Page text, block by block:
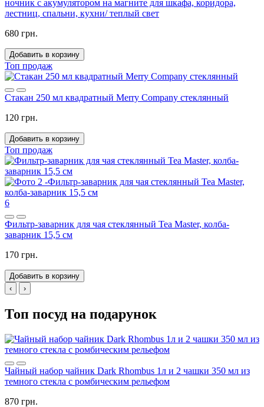
ночник с акумулятором на магните для шкафа, коридора,
лестниц, спальни, кухни/ теплый свет
680 грн.
Добавить в корзину
Топ продаж
Стакан 250 мл квадратный Merry Company стеклянный
120 грн.
Добавить в корзину
Топ продаж
6
Фильтр-заварник для чая стеклянный Tea Master, колба-
заварник 15,5 см
170 грн.
Добавить в корзину
‹
›
Топ посуд на подарунок
Чайный набор чайник Dark Rhombus 1л и 2 чашки 350 мл из
темного стекла с ромбическим рельефом
870 грн.